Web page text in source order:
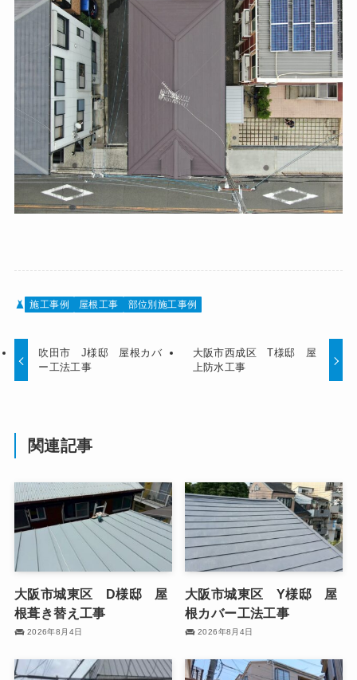
施工事例 屋根工事 部位別施工事例
吹田市 J様邸 屋根カバ
ー工法工事
大阪市西成区 T様邸 屋
上防水工事
関連記事
大阪市城東区 D様邸 屋
根葺き替え工事
2026年8月4日
大阪市城東区 Y様邸 屋
根カバー工法工事
2026年8月4日